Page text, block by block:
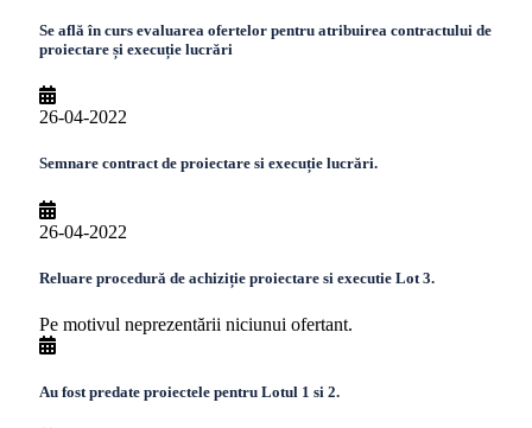
Se află în curs evaluarea ofertelor pentru atribuirea contractului de
proiectare și execuție lucrări
26-04-2022
Semnare contract de proiectare si execuție lucrări.
26-04-2022
Reluare procedură de achiziție proiectare si executie Lot 3.
Pe motivul neprezentării niciunui ofertant.
Au fost predate proiectele pentru Lotul 1 si 2.